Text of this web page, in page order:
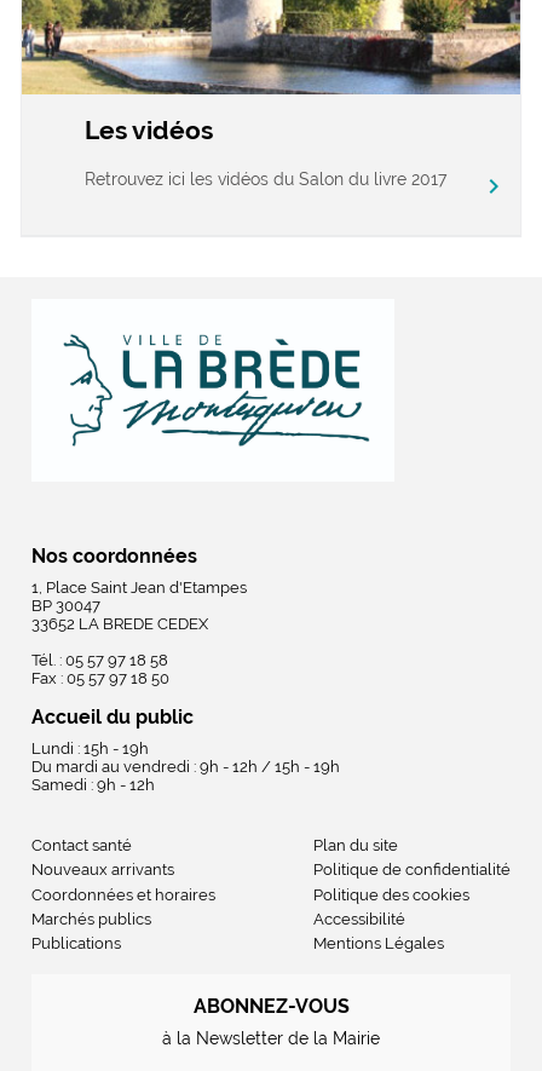
Les vidéos
Retrouvez ici les vidéos du Salon du livre 2017 chevron_right
Nos coordonnées
1, Place Saint Jean d'Etampes
BP 30047
33652 LA BREDE CEDEX
Tél. : 05 57 97 18 58
Fax : 05 57 97 18 50
Accueil du public
Lundi : 15h - 19h
Du mardi au vendredi : 9h - 12h / 15h - 19h
Samedi : 9h - 12h
Contact santé
Nouveaux arrivants
Coordonnées et horaires
Marchés publics
Publications
Plan du site
Politique de confidentialité
Politique des cookies
Accessibilité
Mentions Légales
ABONNEZ-VOUS
à la Newsletter de la Mairie